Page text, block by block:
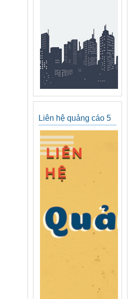
Liên hệ quảng cáo 5